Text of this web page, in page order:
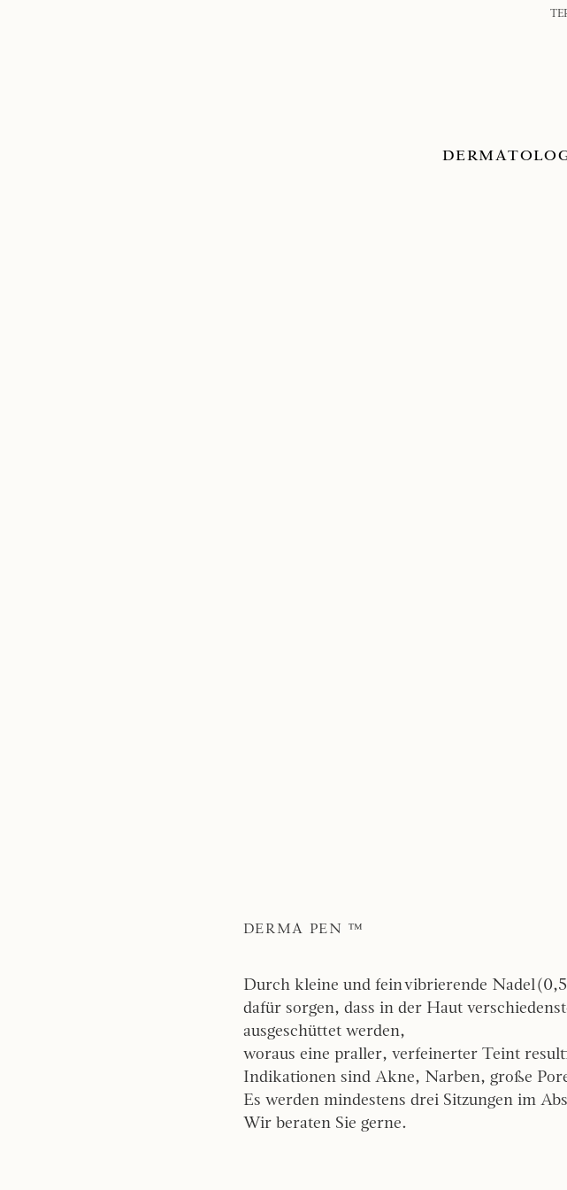
DERMA PEN ™
Durch kleine und fein vibrierende Nadel
dafür sorgen, dass in der Haut
ausgeschüttet werden,
woraus eine praller, verfeinerter Teint
Indikationen sind Akne, Narben, große
Es werden mindestens drei Sitzungen im
Wir beraten Sie gerne.